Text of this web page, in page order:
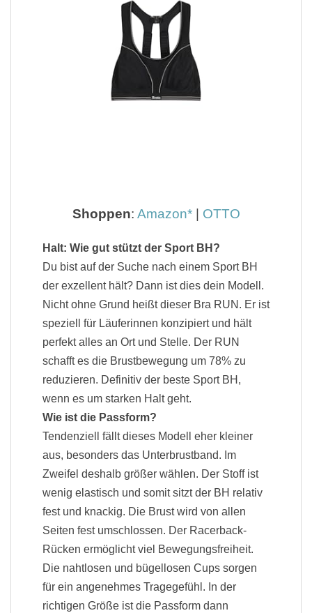
Shoppen: Amazon | OTTO
Halt: Wie gut stützt der Sport BH?
Du bist auf der Suche nach einem Sport BH
der exzellent hält? Dann ist dies dein Modell.
Nicht ohne Grund heißt dieser Bra RUN. Er ist
speziell für Läuferinnen konzipiert und hält
perfekt alles an Ort und Stelle. Der RUN
schafft es die Brustbewegung um 78% zu
reduzieren. Definitiv der beste Sport BH,
wenn es um starken Halt geht.
Wie ist die Passform?
Tendenziell fällt dieses Modell eher kleiner
aus, besonders das Unterbrustband. Im
Zweifel deshalb größer wählen. Der Stoff ist
wenig elastisch und somit sitzt der BH relativ
fest und knackig. Die Brust wird von allen
Seiten fest umschlossen. Der Racerback-
Rücken ermöglicht viel Bewegungsfreiheit.
Die nahtlosen und bügellosen Cups sorgen
für ein angenehmes Tragegefühl. In der
richtigen Größe ist die Passform dann